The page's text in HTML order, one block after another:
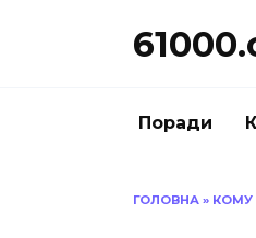
Поради
ГОЛОВНА » КОМУ